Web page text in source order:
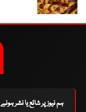
ہم نیوز پر شائع یا نشر